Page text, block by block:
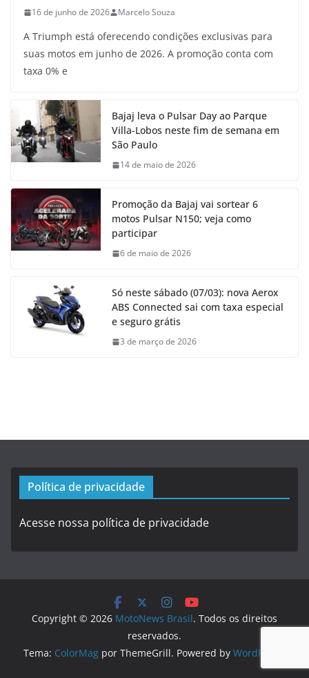
16 de junho de 2026 Marcelo Souza
A Triumph está oferecendo condições exclusivas para
suas motos em junho de 2026. A promoção conta com
taxa 0% e
Bajaj leva o Pulsar Day ao Parque
Villa-Lobos neste fim de semana em
São Paulo
14 de maio de 2026
Promoção da Bajaj vai sortear 6
motos Pulsar N150; veja como
participar
6 de maio de 2026
Só neste sábado (07/03): nova Aerox
ABS Connected sai com taxa especial
e seguro grátis
3 de março de 2026
Política de privacidade
Acesse nossa política de privacidade
Copyright © 2026 MotoNews Brasil. Todos os direitos
reservados.
Tema: ColorMag por ThemeGrill. Powered by WordPress